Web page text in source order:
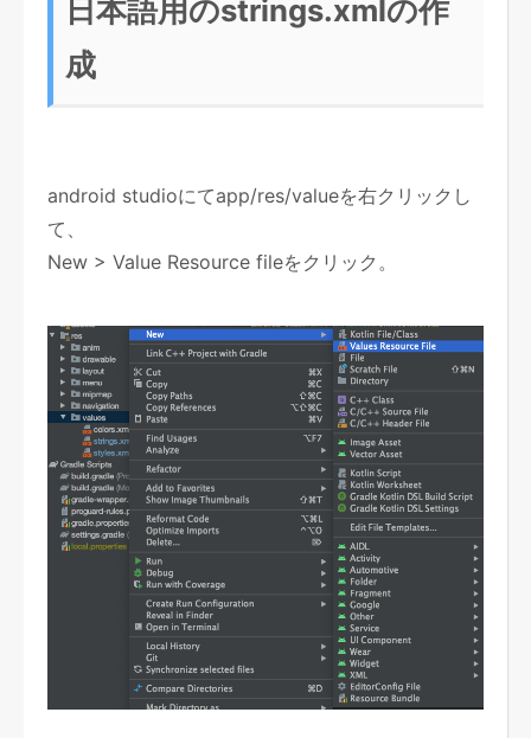
日本語用のstrings.xmlの作
成
android studioにてapp/res/valueを右クリックし
て、
New > Value Resource fileをクリック。